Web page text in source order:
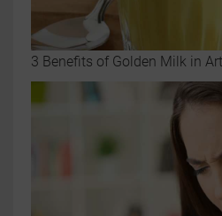
3 Benefits of Golden Milk in